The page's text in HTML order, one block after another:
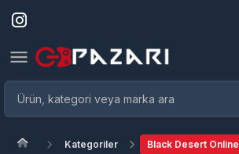
Kategoriler Black Desert Online